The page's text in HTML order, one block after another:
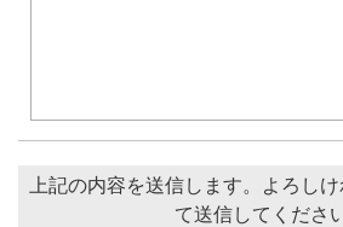
上記の内容を送信します。よろし
て送信してください